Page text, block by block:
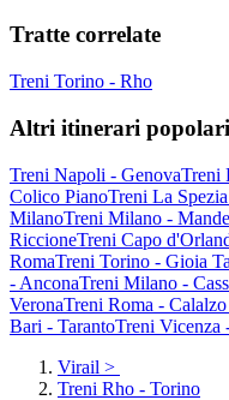
Tratte correlate
Treni Torino - Rho
Altri itinerari popolari
Treni Napoli - GenovaTreni
Colico PianoTreni La
MilanoTreni Milano -
RiccioneTreni Capo
RomaTreni Torino - Gioia
- AnconaTreni Milano -
VeronaTreni Roma -
Bari - TarantoTreni Vicenza
Virail >
Treni Rho - Torino